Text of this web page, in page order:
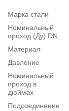
Марка стали
Номинальный
проход (Ду) DN
Материал
Давление
Номинальный
проход в
дюймах
Подсоединение